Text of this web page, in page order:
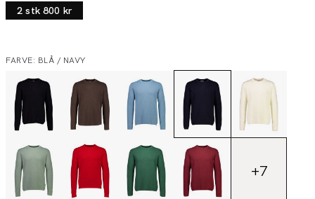
2 stk 800 kr
FARVE: BLÅ / NAVY
+7